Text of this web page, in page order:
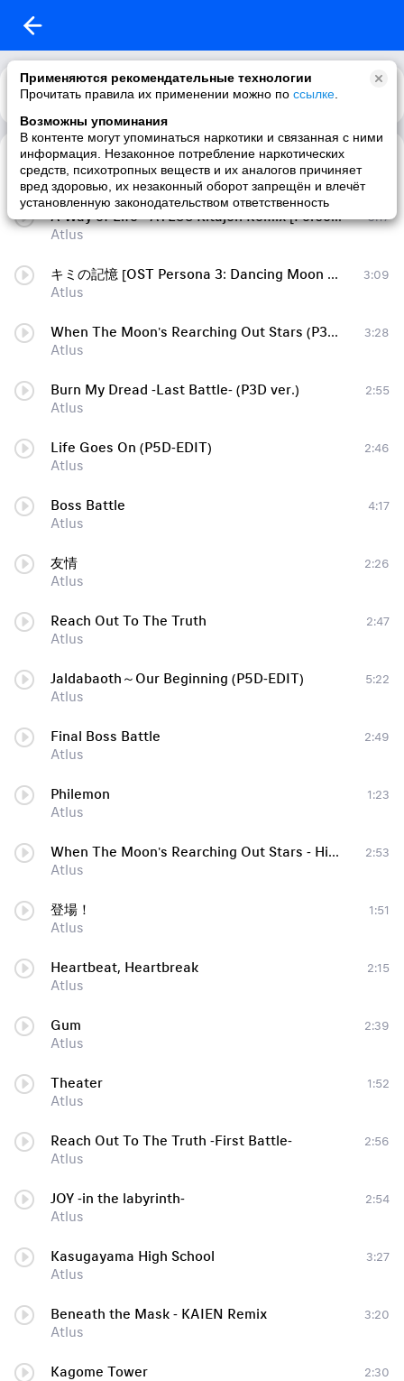
Применяются рекомендательные технологии
Прочитать правила их применении можно по ссылке
Возможны упоминания
В контенте могут упоминаться наркотики и связанная с ними
информация. Незаконное потребление наркотических
средств, психотропных веществ и их аналогов причиняет
вред здоровью, их незаконный оборот запрещён и влечёт
установленную законодательством ответственность
Каталог Рекомендации
Our Moment (Opening) [OST Persona 3: Dancing Moon Night]
Atlus
A Way of Life - ATLUS Kitajoh Remix [Persona 3: Dancing Moon Night OST]
Atlus
3:17
キミの記憶 [OST Persona 3: Dancing Moon Night]
Atlus
3:09
When The Moon's Rearching Out Stars (P3D ver.) [OST Persona 3: Dancing Moon Night]
Atlus
3:28
Burn My Dread -Last Battle- (P3D ver.)
Atlus
2:55
Life Goes On (P5D-EDIT)
Atlus
2:46
Boss Battle
Atlus
4:17
友情
Atlus
2:26
Reach Out To The Truth
Atlus
2:47
Jaldabaoth～Our Beginning (P5D-EDIT)
Atlus
5:22
Final Boss Battle
Atlus
2:49
Philemon
Atlus
1:23
When The Moon's Rearching Out Stars - Hideki Naganuma Remix
Atlus
2:53
登場！
Atlus
1:51
Heartbeat, Heartbreak
Atlus
2:15
Gum
Atlus
2:39
Theater
Atlus
1:52
Reach Out To The Truth -First Battle-
Atlus
2:56
JOY -in the labyrinth-
Atlus
2:54
Kasugayama High School
Atlus
3:27
Beneath the Mask - KAIEN Remix
Atlus
3:20
Kagome Tower
2:30